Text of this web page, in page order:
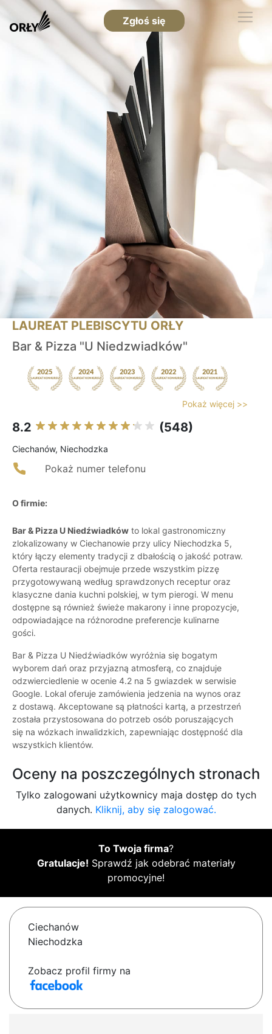
Zgłoś się
LAUREAT PLEBISCYTU ORŁY
Bar & Pizza "U Niedzwiadków"
Pokaż więcej >>
8.2 (548)
Ciechanów, Niechodzka
Pokaż numer telefonu
O firmie:
Bar & Pizza U Niedźwiadków to lokal gastronomiczny
zlokalizowany w Ciechanowie przy ulicy Niechodzka 5,
który łączy elementy tradycji z dbałością o jakość potraw.
Oferta restauracji obejmuje przede wszystkim pizzę
przygotowywaną według sprawdzonych receptur oraz
klasyczne dania kuchni polskiej, w tym pierogi. W menu
dostępne są również świeże makarony i inne propozycje,
odpowiadające na różnorodne preferencje kulinarne
gości.
Bar & Pizza U Niedźwiadków wyróżnia się bogatym
wyborem dań oraz przyjazną atmosferą, co znajduje
odzwierciedlenie w ocenie 4.2 na 5 gwiazdek w serwisie
Google. Lokal oferuje zamówienia jedzenia na wynos oraz
z dostawą. Akceptowane są płatności kartą, a przestrzeń
została przystosowana do potrzeb osób poruszających
się na wózkach inwalidzkich, zapewniając dostępność dla
wszystkich klientów.
Oceny na poszczególnych stronach
Tylko zalogowani użytkownicy maja dostęp do tych
danych. Kliknij, aby się zalogować.
To Twoja firma?
Gratulacje! Sprawdź jak odebrać materiały
promocyjne!
Ciechanów
Niechodzka
Zobacz profil firmy na